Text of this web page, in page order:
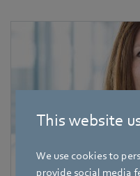
This website
We use cookies to
provide social media